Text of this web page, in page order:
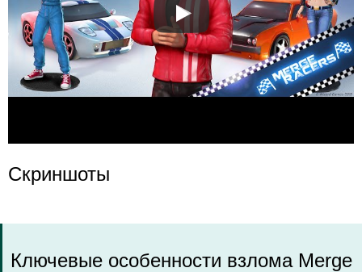
Скриншоты
Ключевые особенности взлома Merge